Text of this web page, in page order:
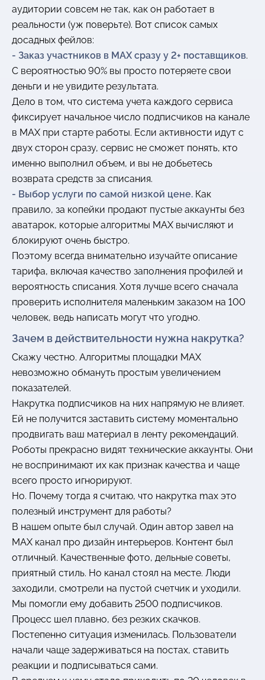
аудитории совсем не так, как он работает в
реальности (уж поверьте). Вот список самых
досадных фейлов:
- Заказ участников в MAX сразу у 2+ поставщиков.
С вероятностью 90% вы просто потеряете свои
деньги и не увидите результата.
Дело в том, что система учета каждого сервиса
фиксирует начальное число подписчиков на канале
в MAX при старте работы. Если активности идут с
двух сторон сразу, сервис не сможет понять, кто
именно выполнил объем, и вы не добьетесь
возврата средств за списания.
- Выбор услуги по самой низкой цене. Как
правило, за копейки продают пустые аккаунты без
аватарок, которые алгоритмы MAX вычисляют и
блокируют очень быстро.
Поэтому всегда внимательно изучайте описание
тарифа, включая качество заполнения профилей и
вероятность списания. Хотя лучше всего сначала
проверить исполнителя маленьким заказом на 100
человек, ведь написать могут что угодно.
Зачем в действительности нужна накрутка?
Скажу честно. Алгоритмы площадки MAX
невозможно обмануть простым увеличением
показателей.
Накрутка подписчиков на них напрямую не влияет.
Ей не получится заставить систему моментально
продвигать ваш материал в ленту рекомендаций.
Роботы прекрасно видят технические аккаунты. Они
не воспринимают их как признак качества и чаще
всего просто игнорируют.
Но. Почему тогда я считаю, что накрутка max это
полезный инструмент для работы?
В нашем опыте был случай. Один автор завел на
MAX канал про дизайн интерьеров. Контент был
отличный. Качественные фото, дельные советы,
приятный стиль. Но канал стоял на месте. Люди
заходили, смотрели на пустой счетчик и уходили.
Мы помогли ему добавить 2500 подписчиков.
Процесс шел плавно, без резких скачков.
Постепенно ситуация изменилась. Пользователи
начали чаще задерживаться на постах, ставить
реакции и подписываться сами.